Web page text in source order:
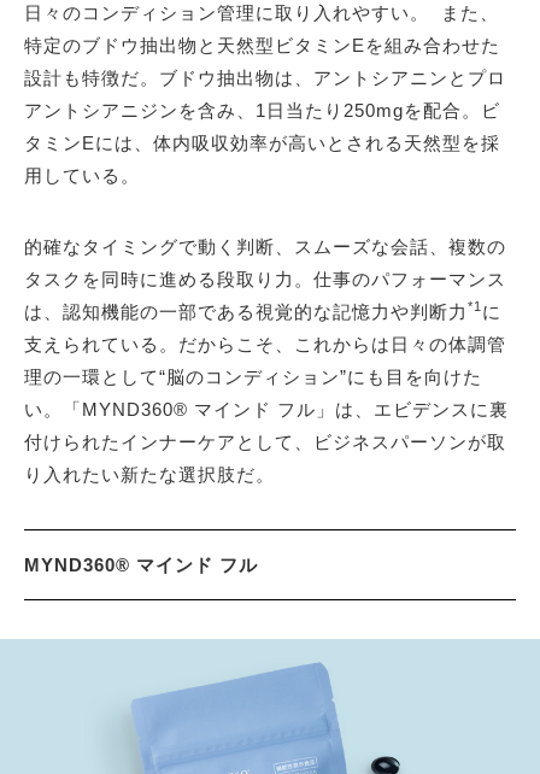
日々のコンディション管理に取り入れやすい。 また、
特定のブドウ抽出物と天然型ビタミンEを組み合わせた
設計も特徴だ。ブドウ抽出物は、アントシアニンとプロ
アントシアニジンを含み、1日当たり250mgを配合。ビ
タミンEには、体内吸収効率が高いとされる天然型を採
用している。
的確なタイミングで動く判断、スムーズな会話、複数の
タスクを同時に進める段取り力。仕事のパフォーマンス
は、認知機能の一部である視覚的な記憶力や判断力 *1 に
支えられている。だからこそ、これからは日々の体調管
理の一環として“脳のコンディション”にも目を向けた
い。「MYND360® マインド フル」は、エビデンスに裏
付けられたインナーケアとして、ビジネスパーソンが取
り入れたい新たな選択肢だ。
MYND360® マインド フル